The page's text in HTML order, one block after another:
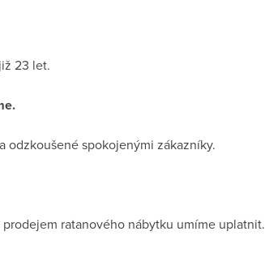
23 let.
odzkoušené spokojenými zákazníky.
ratanového nábytku umíme uplatnit.